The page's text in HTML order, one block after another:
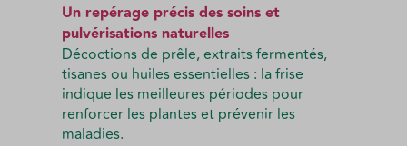
Un repérage précis des soins et
pulvérisations naturelles
Décoctions de prêle, extraits fermentés,
tisanes ou huiles essentielles : la frise
indique les meilleures périodes pour
renforcer les plantes et prévenir les
maladies.